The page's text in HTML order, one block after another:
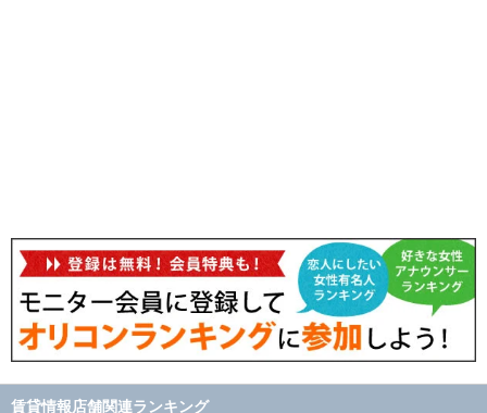
賃貸情報店舗関連ランキング